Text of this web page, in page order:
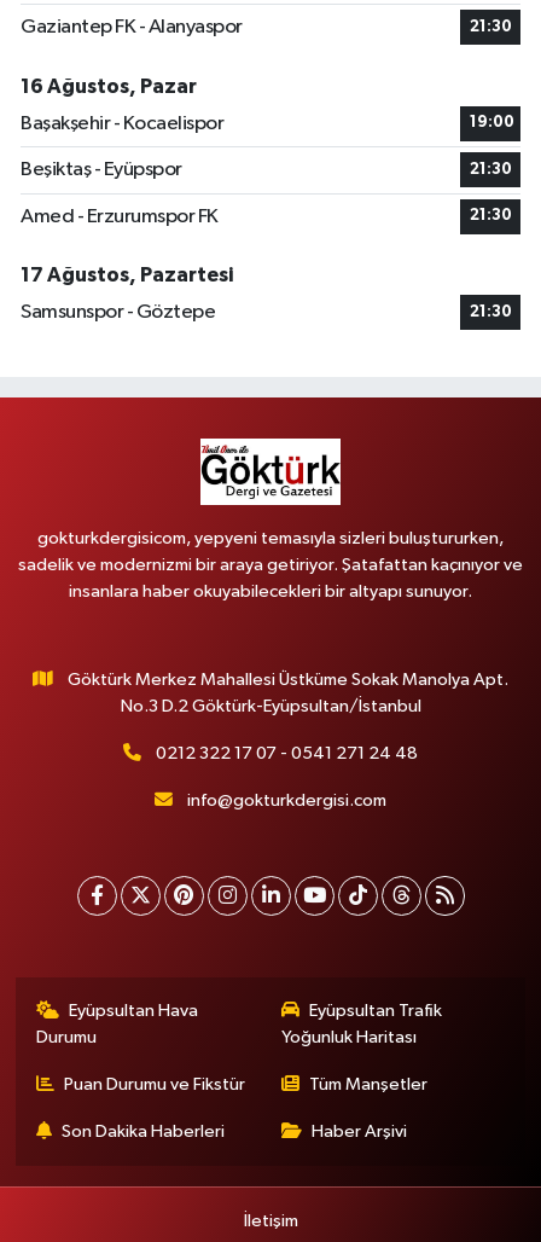
Gaziantep FK - Alanyaspor 21:30
16 Ağustos, Pazar
Başakşehir - Kocaelispor
19:00
Beşiktaş - Eyüpspor 21:30
Amed - Erzurumspor FK 21:30
17 Ağustos, Pazartesi
Samsunspor - Göztepe
21:30
gokturkdergisicom, yepyeni temasıyla sizleri buluştururken,
sadelik ve modernizmi bir araya getiriyor. Şatafattan kaçınıyor ve
insanlara haber okuyabilecekleri bir altyapı sunuyor.
Göktürk Merkez Mahallesi Üstküme Sokak Manolya Apt.
No.3 D.2 Göktürk-Eyüpsultan/İstanbul
0212 322 17 07 - 0541 271 24 48
info@gokturkdergisi.com
Eyüpsultan Hava
Durumu
Eyüpsultan Trafik
Yoğunluk Haritası
Puan Durumu ve Fikstür Tüm Manşetler
Son Dakika Haberleri Haber Arşivi
İletişim